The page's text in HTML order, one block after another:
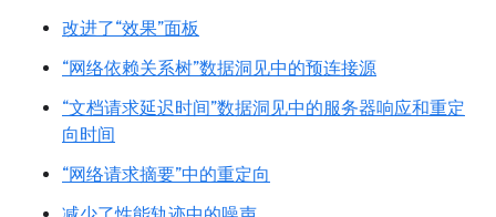
改进了“效果”面板
“网络依赖关系树”数据洞见中的预连接源
“文档请求延迟时间”数据洞见中的服务器响应和重定
向时间
“网络请求摘要”中的重定向